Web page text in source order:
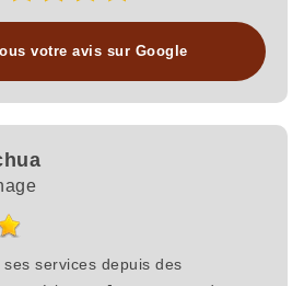
votre avis sur Google
services depuis des